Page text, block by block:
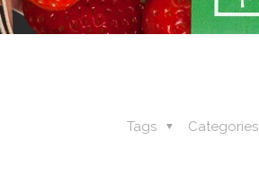
Categories
Tags